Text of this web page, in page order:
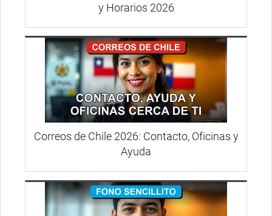
y Horarios 2026
Correos de Chile 2026: Contacto, Oficinas y
Ayuda